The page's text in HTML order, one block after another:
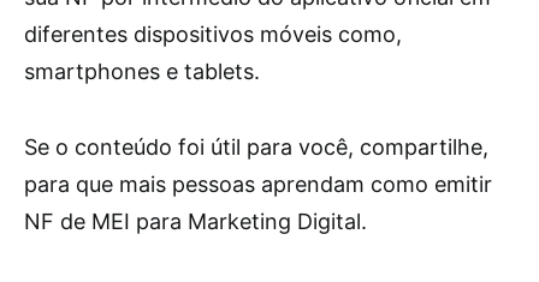
diferentes dispositivos móveis como,
smartphones e tablets.
Se o conteúdo foi útil para você, compartilhe,
para que mais pessoas aprendam como emitir
NF de MEI para Marketing Digital.